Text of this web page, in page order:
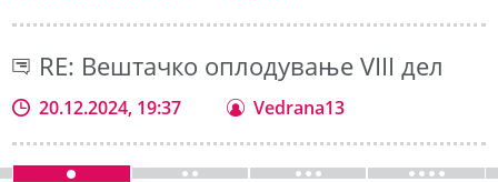
RE: Вештачко оплодување VIII дел
20.12.2024, 19:37 Vedrana13